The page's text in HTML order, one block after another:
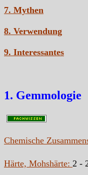
7. Mythen
8. Verwendung
9. Interessantes
1. Gemmologie
Chemische
Härte, Mohshärte: 2 -